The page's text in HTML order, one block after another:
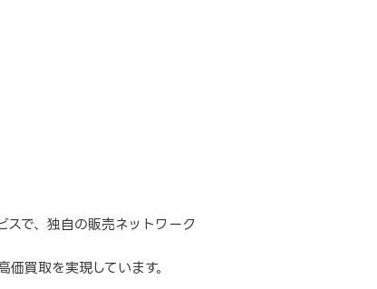
スで、独自の販売ネットワーク
買取を実現しています。